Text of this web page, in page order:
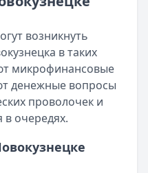
актуальная
г.
карту: свежая
карту прямо сегодня?
г.
возникнуть
в таких
микрофинансовые
денежные вопросы
проволочек и
очередях.